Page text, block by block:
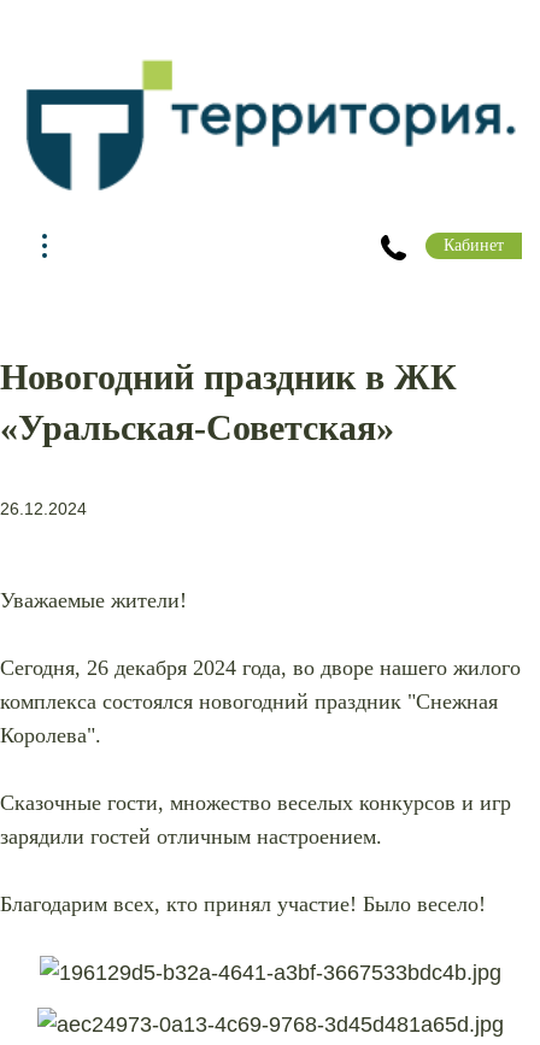
Кабинет
Новогодний праздник в ЖК
«Уральская-Советская»
26.12.2024
Уважаемые жители!
Сегодня, 26 декабря 2024 года, во дворе нашего жилого
комплекса состоялся новогодний праздник "Снежная
Королева".
Сказочные гости, множество веселых конкурсов и игр
зарядили гостей отличным настроением.
Благодарим всех, кто принял участие! Было весело!